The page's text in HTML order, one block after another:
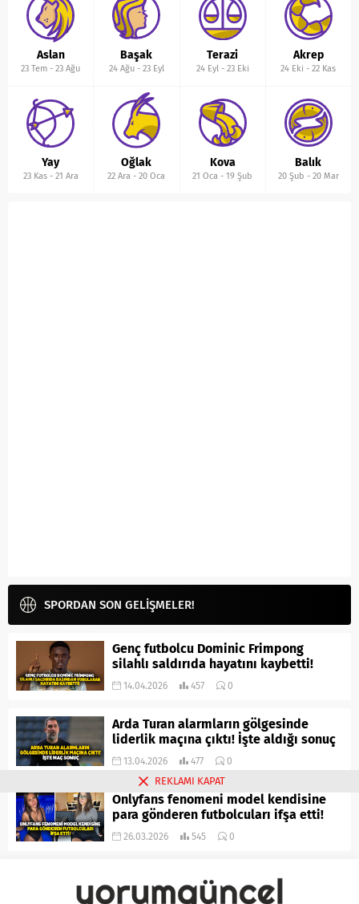
Aslan
23 Tem -23 Ağu
Başak
24 Ağu- 23 Eyl
Terazi
24 Eyl- 23 Eki
Akrep
24 Eki -22 Kas
Yay
23 Kas- 21 Ara
Oğlak
22 Ara -20 Oca
Kova
21 Oca -19 Şub
Balık
20 Şub - 20 Mar
SPORDAN SON GELİŞMELER!
Genç futbolcu Dominic Frimpong
silahlı saldırıda hayatını kaybetti!
14.04.2026 457 0
Arda Turan alarmların gölgesinde
liderlik maçına çıktı! İşte aldığı sonuç
13.04.2026 477 0
Onlyfans fenomeni model kendisine
para gönderen futbolcuları ifşa etti!
26.03.2026 545 0
REKLAMI KAPAT